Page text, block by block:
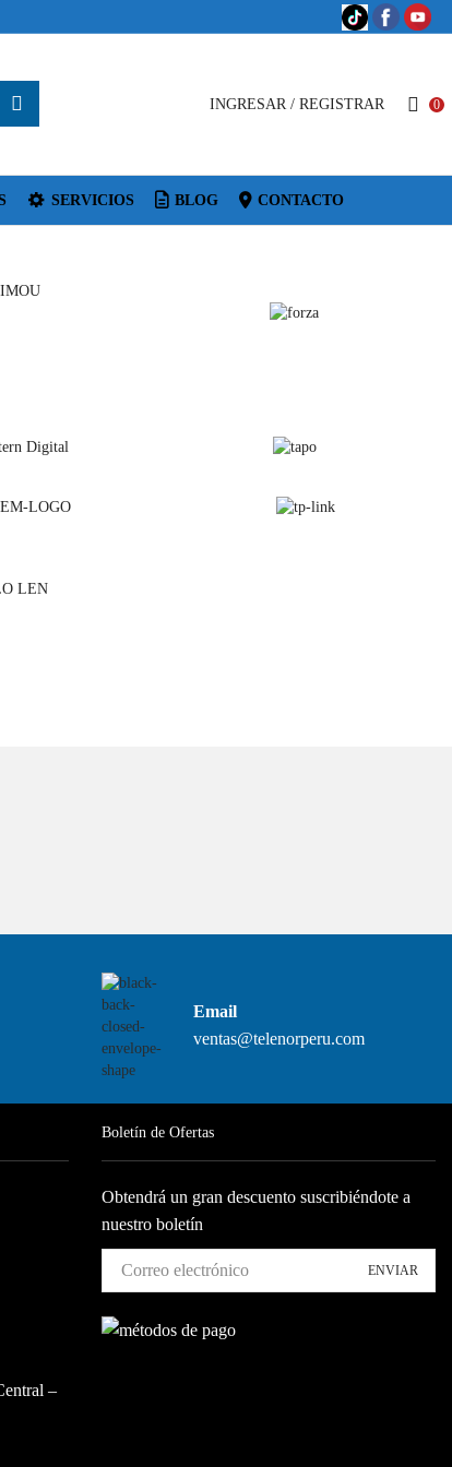
INGRESAR / REGISTRAR 0
SERVICIOS BLOG CONTACTO
Email
ventas@telenorperu.com
–
Boletín de Ofertas
Obtendrá un gran descuento suscribiéndote a
nuestro boletín